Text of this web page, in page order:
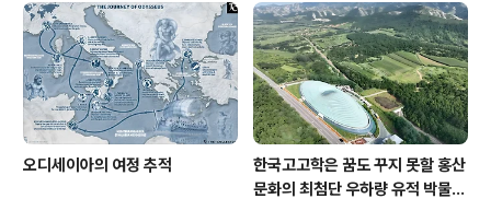
오디세이아의 여정 추적
한국고고학은 꿈도 꾸지 못할 홍산
문화의 최첨단 우하량 유적 박물관